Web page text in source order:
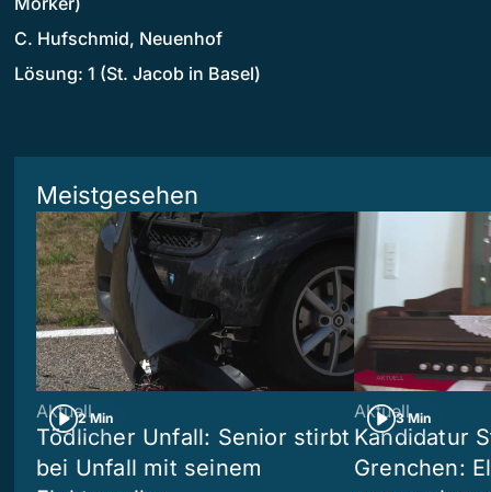
C. Hufschmid, Neuenhof
Lösung: 1 (St. Jacob in Basel)
Meistgesehen
2 Min
Aktuell
Tödlicher Unfall: Senior stirbt
bei Unfall mit seinem
3 Min
Aktuell
Kandidatur
Grenchen: